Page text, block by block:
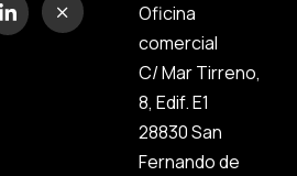
Oficina
comercial
C/ Mar Tirreno,
8, Edif. E1
28830 San
Fernando de